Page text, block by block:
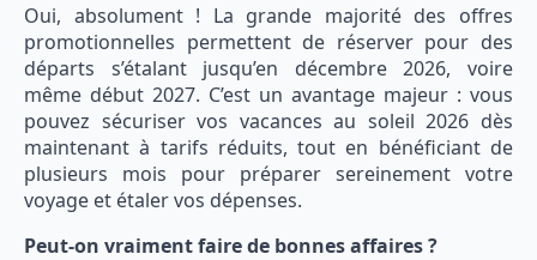
Oui, absolument ! La grande majorité des offres
promotionnelles permettent de réserver pour des
départs s’étalant jusqu’en décembre 2026, voire
même début 2027. C’est un avantage majeur : vous
pouvez sécuriser vos vacances au soleil 2026 dès
maintenant à tarifs réduits, tout en bénéficiant de
plusieurs mois pour préparer sereinement votre
voyage et étaler vos dépenses.
Peut-on vraiment faire de bonnes affaires ?